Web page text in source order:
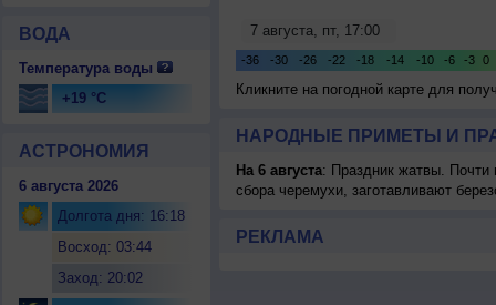
ВОДА
Температура воды
+19 °C
АСТРОНОМИЯ
6 августа 2026
Долгота дня: 16:18
Восход: 03:44
Заход: 20:02
Кликните на погодной карте для
НАРОДНЫЕ ПРИМЕТЫ И
На 6 августа: Праздник жатвы. Почти
сбора черемухи, заготавливают
РЕКЛАМА